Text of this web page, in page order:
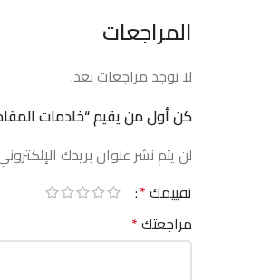
المراجعات
لا توجد مراجعات بعد.
كن أول من يقيم “خادمات
لن يتم نشر عنوان بريدك
تقييمك*
مراجعتك*